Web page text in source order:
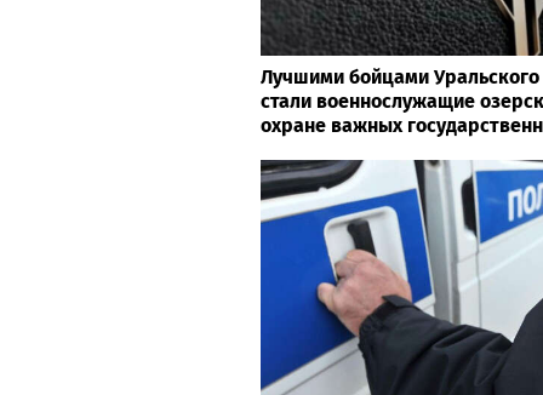
Лучшими бойцами Уральского
стали военнослужащие
охране важных